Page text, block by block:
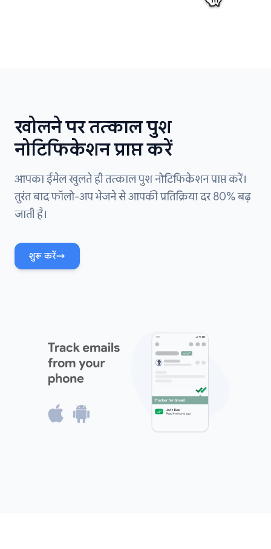
खोलने पर तत्काल पुश
नोटिफिकेशन प्राप्त करें
आपका ईमेल खुलते ही तत्काल पुश नोटिफिकेशन प्राप्त करें।
तुरंत बाद फॉलो-अप भेजने से आपकी प्रतिक्रिया दर 80% बढ़
जाती है।
शुरू करें